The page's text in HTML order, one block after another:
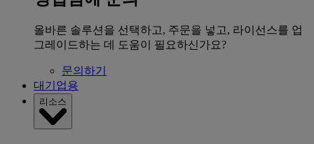
올바른 솔루션을 선택하고, 주문을 넣고, 라이선스를 업
그레이드하는 데 도움이 필요하신가요?
문의하기
대기업용
리소스